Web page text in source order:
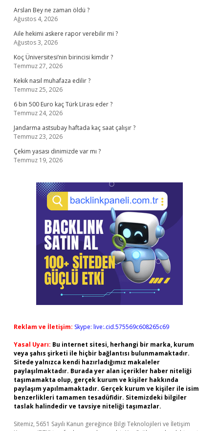
Arslan Bey ne zaman öldü ?
Ağustos 4, 2026
Aile hekimi askere rapor verebilir mi ?
Ağustos 3, 2026
Koç Üniversitesi’nin birincisi kimdir ?
Temmuz 27, 2026
Kekik nasıl muhafaza edilir ?
Temmuz 25, 2026
6 bin 500 Euro kaç Türk Lirası eder ?
Temmuz 24, 2026
Jandarma astsubay haftada kaç saat çalışır ?
Temmuz 23, 2026
Çekim yasası dinimizde var mı ?
Temmuz 19, 2026
Reklam ve İletişim: Skype: live:.cid.575569c608265c69
Yasal Uyarı: Bu internet sitesi, herhangi bir marka, kurum
veya şahıs şirketi ile hiçbir bağlantısı bulunmamaktadır.
Sitede yalnızca kendi hazırladığımız makaleler
paylaşılmaktadır. Burada yer alan içerikler haber niteliği
taşımamakta olup, gerçek kurum ve kişiler hakkında
paylaşım yapılmamaktadır. Gerçek kurum ve kişiler ile isim
benzerlikleri tamamen tesadüfidir. Sitemizdeki bilgiler
taslak halindedir ve tavsiye niteliği taşımazlar.
Sitemiz, 5651 Sayılı Kanun gereğince Bilgi Teknolojileri ve İletişim